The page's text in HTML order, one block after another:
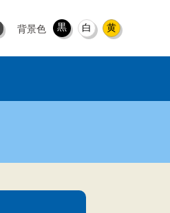
背景色 黒 白 黄